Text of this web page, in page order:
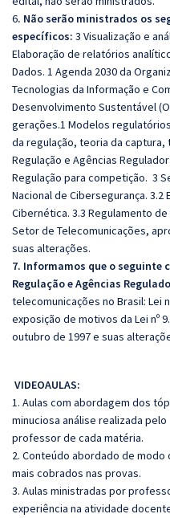
6. Não serão ministrados os
específicos: 3 Visualização e
Elaboração de relatórios
Dados. 1 Agenda 2030 da
Tecnologias da Informação e
Desenvolvimento Sustentável
gerações.1 Modelos
da regulação, teoria da
Regulação e Agências
Regulação para competição. 3
Nacional de Cibersegurança.
Cibernética. 3.3 Regulamento
Setor de Telecomunicações,
suas alterações.
7. Informamos que o seguinte
Regulação e Agências
telecomunicações no Brasil: Lei
exposição de motivos da Lei nº
outubro de 1997 e suas
VIDEOAULAS:
1. Aulas com abordagem dos
minuciosa análise realizada pelo
professor de cada matéria.
2. Conteúdo abordado de
mais cobrados nas provas.
3. Aulas ministradas por
experiência na atividade